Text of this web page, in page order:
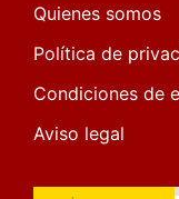
Quienes somos
Política de
Condiciones de
Aviso legal